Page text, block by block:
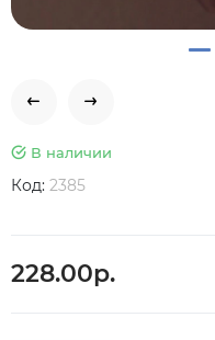
В наличии
Код: 2385
228.00р.